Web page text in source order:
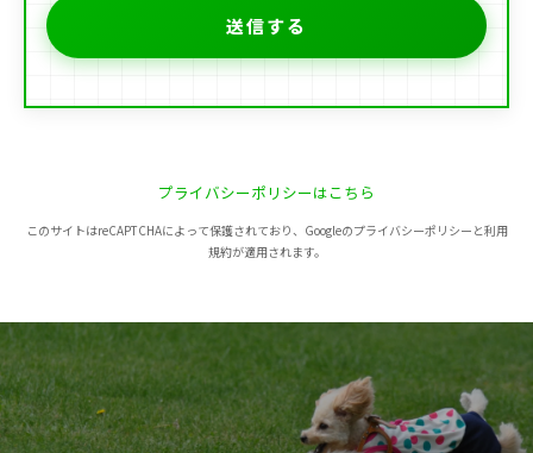
プライバシーポリシーはこちら
このサイトはreCAPTCHAによって保護されており、Googleのプライバシーポリシーと利用
規約が適用されます。